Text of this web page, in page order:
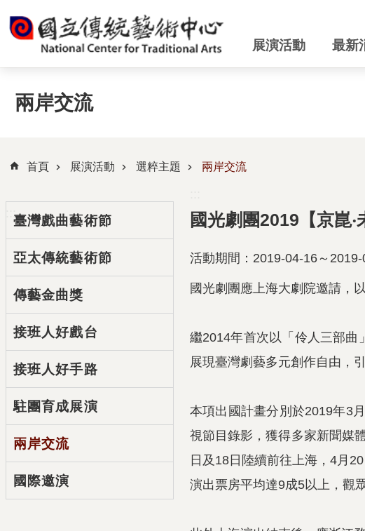
跳到主要內容區塊
展演活動 最新
兩岸交流
首頁 展演活動 選粹主題 兩岸交流
:::臺灣戲曲藝術節
亞太傳統藝術節
傳藝金曲獎
接班人好戲台
接班人好手路
駐團育成展演
兩岸交流
國際邀演
國光劇團2019【京崑
活動期間：2019-04-16～
國光劇團應上海大劇院邀請，
繼2014年首次以「伶人三部曲
展現臺灣劇藝多元創作自由，
本項出國計畫分別於2019年3月
視節目錄影，獲得多家新聞媒
日及 18 日陸續前往上海，4月 20
演出票房平均達9成5以上，觀